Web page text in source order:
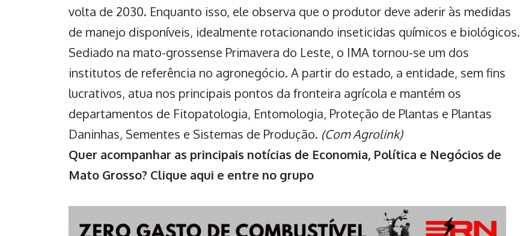
volta de 2030. Enquanto isso, ele observa que o produtor deve aderir às medidas
de manejo disponíveis, idealmente rotacionando inseticidas químicos e biológicos.
Sediado na mato-grossense Primavera do Leste, o IMA tornou-se um dos
institutos de referência no agronegócio. A partir do estado, a entidade, sem fins
lucrativos, atua nos principais pontos da fronteira agrícola e mantém os
departamentos de Fitopatologia, Entomologia, Proteção de Plantas e Plantas
Daninhas, Sementes e Sistemas de Produção. (Com Agrolink)
Quer acompanhar as principais notícias de Economia, Política e Negócios de
Mato Grosso? Clique aqui e entre no grupo